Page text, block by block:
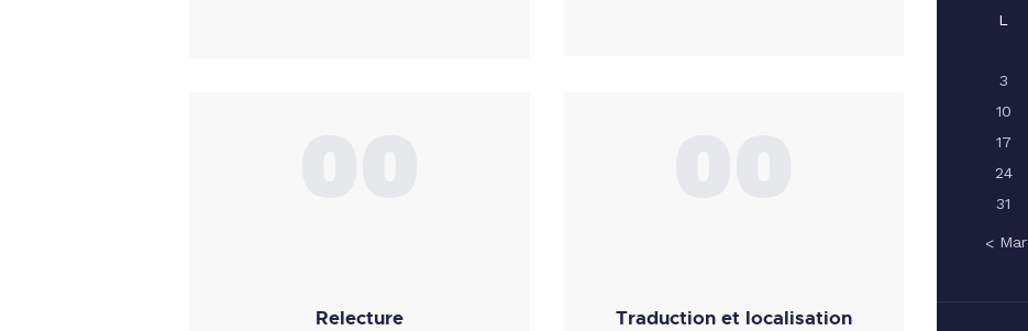
Relecture Traduction et localisation
L
3
10
17
24
31
« Mar